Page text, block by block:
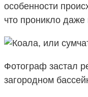
особенности
что проникло
Фотограф застал
загородном